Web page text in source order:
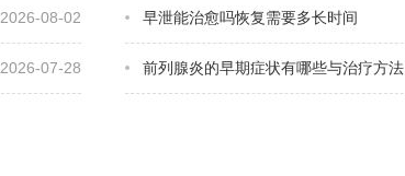
2026-08-02
2026-07-28
早泄能治愈吗恢复需要多长时间
前列腺炎的早期症状有哪些与治疗方法